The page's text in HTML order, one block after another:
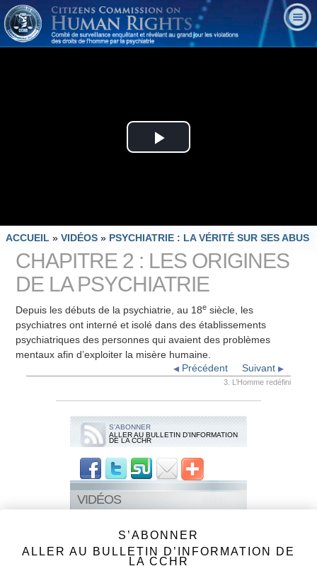
Play
ACCUEIL » VIDÉOS » PSYCHIATRIE : LA VÉRITÉ SUR SES ABUS
CHAPITRE 2 : LES ORIGINES
DE LA PSYCHIATRIE
Depuis les débuts de la psychiatrie, au 18e siècle, les
psychiatres ont interné et isolé dans des établissements
psychiatriques des personnes qui avaient des problèmes
mentaux afin d’exploiter la misère humaine.
Suivant
Précédent
3. L’Homme redéfini
S’ABONNER
ALLER AU BULLETIN D’INFORMATION
DE LA CCHR
VIDÉOS
Psychiatrie : la vérité sur ses abus
1. La vérité sur ses abus
S’ABONNER
ALLER AU BULLETIN D’INFORMATION DE
LA CCHR